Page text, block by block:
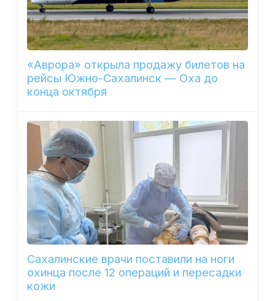
«Аврора» открыла продажу билетов на
рейсы Южно-Сахалинск — Оха до
конца октября
Сахалинские врачи поставили на ноги
охинца после 12 операций и пересадки
кожи